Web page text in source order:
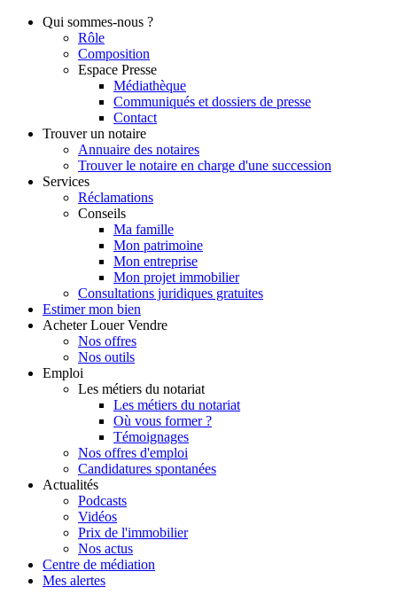
Qui sommes-nous ?
Rôle
Composition
Espace Presse
Médiathèque
Communiqués et dossiers de presse
Contact
Trouver un notaire
Annuaire des notaires
Trouver le notaire en charge d'une succession
Services
Réclamations
Conseils
Ma famille
Mon patrimoine
Mon entreprise
Mon projet immobilier
Consultations juridiques gratuites
Estimer mon bien
Acheter Louer Vendre
Nos offres
Nos outils
Emploi
Les métiers du notariat
Les métiers du notariat
Où vous former ?
Témoignages
Nos offres d'emploi
Candidatures spontanées
Actualités
Podcasts
Vidéos
Prix de l'immobilier
Nos actus
Centre de médiation
Mes alertes